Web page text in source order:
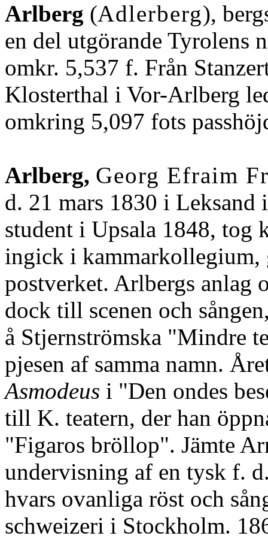
Arlberg (Adlerberg),
en del utgörande Tyrolens
omkr. 5,537 f. Från
Klosterthal i Vor-Arlberg
omkring 5,097 fots
Arlberg, Georg Efraim
d. 21 mars 1830 i Leksand
student i Upsala 1848, tog
ingick i kammarkollegium,
postverket. Arlbergs anlag
dock till scenen och
å Stjernströmska "Mindre
pjesen af samma namn.
Asmodeus i "Den ondes
till K. teatern, der han
"Figaros bröllop". Jämte
undervisning af en tysk f.
hvars ovanliga röst och
schweizeri i Stockholm.